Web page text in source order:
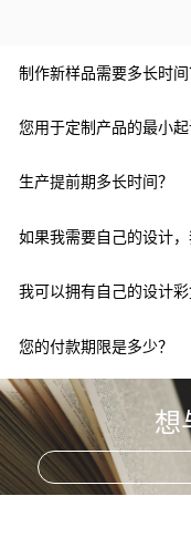
制作新样品需要多长时间
您用于定制产品的最小起
生产提前期多长时间？
如果我需要自己的设计
我可以拥有自己的设计
您的付款期限是多少？
想